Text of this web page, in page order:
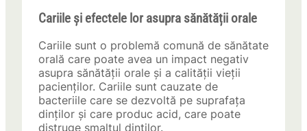
Cariile și efectele lor asupra sănătății orale
Cariile sunt o problemă comună de sănătate
orală care poate avea un impact negativ
asupra sănătății orale și a calității vieții
pacienților. Cariile sunt cauzate de
bacteriile care se dezvoltă pe suprafața
dinților și care produc acid, care poate
distruge smalțul dinților.